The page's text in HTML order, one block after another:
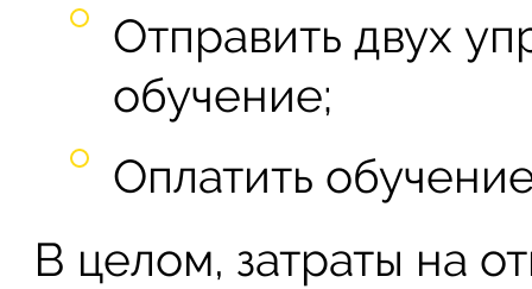
Отправить двух
обучение;
Оплатить
В целом, затраты на